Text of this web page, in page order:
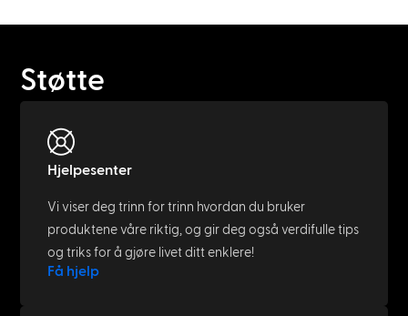
Støtte
Hjelpesenter
Vi viser deg trinn for trinn hvordan du bruker
produktene våre riktig, og gir deg også verdifulle tips
og triks for å gjøre livet ditt enklere!
Få hjelp